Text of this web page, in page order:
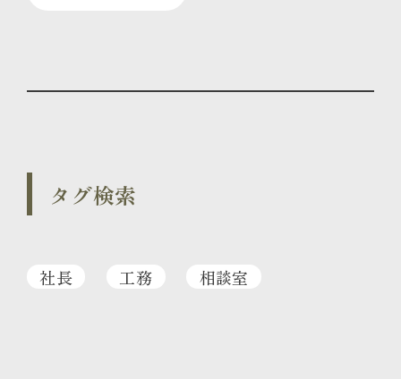
タグ検索
社長 工務 相談室